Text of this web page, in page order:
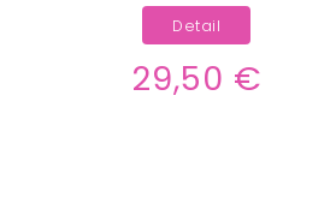
29,50 €
Detail